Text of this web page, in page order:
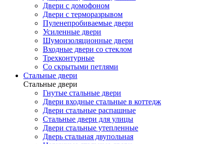
Двери с домофоном
Двери с терморазрывом
Пуленепробиваемые двери
Усиленные двери
Шумоизоляционные двери
Входные двери со стеклом
Трехконтурные
Со скрытыми петлями
Стальные двери
Стальные двери
Гнутые стальные двери
Двери входные стальные в коттедж
Двери стальные распашные
Стальные двери для улицы
Двери стальные утепленные
Дверь стальная двупольная